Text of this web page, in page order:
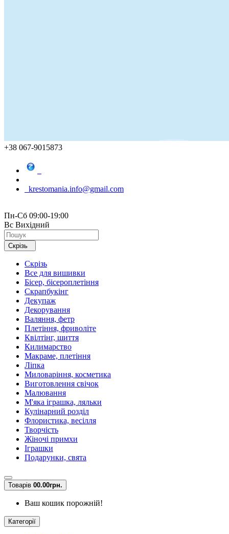
+38 067-9015873
krestomania.info@gmail.com
Пн-Сб 09:00-19:00
Вс Вихідний
Скрізь
Скрізь
Все для вишивки
Бісер, бісероплетіння
Скрапбукінг
Декупаж
Декорування
Валяння, фетр
Плетіння, фриволіте
Квілтінг, шиття
Килимарство
Макраме, плетіння
Ліпка
Миловаріння, косметика
Виготовлення свічок
Малювання
М'яка іграшка, ляльки
Кулінарний розділ
Флористика, весілля
Творчість
Жіночі примхи
Іграшки
Подарунки, свята
Товарів 00.00грн.
Ваш кошик порожній!
Категорії